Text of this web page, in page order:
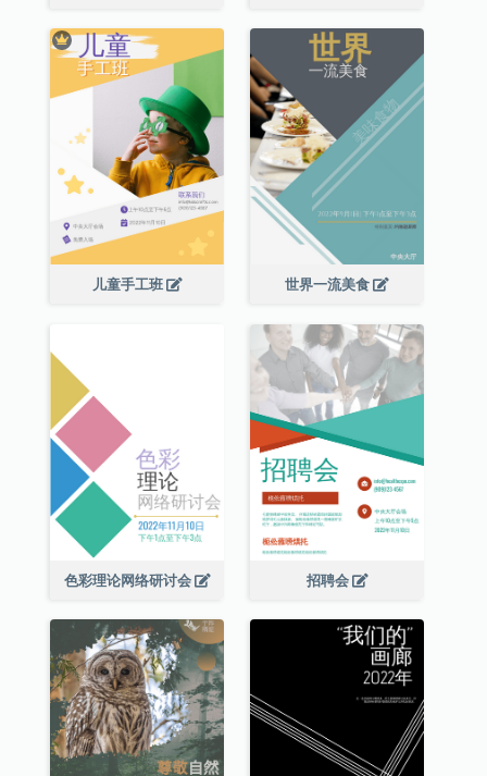
儿童手工班 世界一流美食
色彩理论网络研讨会 招聘会